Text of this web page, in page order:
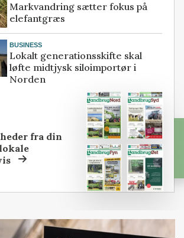
Markvandring sætter fokus på
elefantgræs
BUSINESS
Lokalt generationsskifte skal
løfte midtjysk siloimportør i
Norden
fra din